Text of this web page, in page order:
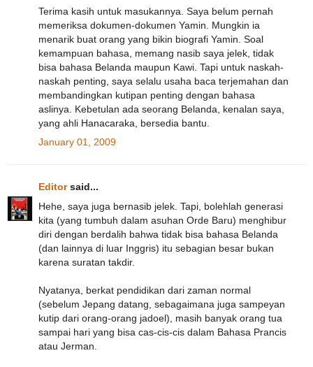
Terima kasih untuk masukannya. Saya belum pernah
memeriksa dokumen-dokumen Yamin. Mungkin ia
menarik buat orang yang bikin biografi Yamin. Soal
kemampuan bahasa, memang nasib saya jelek, tidak
bisa bahasa Belanda maupun Kawi. Tapi untuk naskah-
naskah penting, saya selalu usaha baca terjemahan dan
membandingkan kutipan penting dengan bahasa
aslinya. Kebetulan ada seorang Belanda, kenalan saya,
yang ahli Hanacaraka, bersedia bantu.
January 01, 2009
Editorsaid...
Hehe, saya juga bernasib jelek. Tapi, bolehlah generasi
kita (yang tumbuh dalam asuhan Orde Baru) menghibur
diri dengan berdalih bahwa tidak bisa bahasa Belanda
(dan lainnya di luar Inggris) itu sebagian besar bukan
karena suratan takdir.
Nyatanya, berkat pendidikan dari zaman normal
(sebelum Jepang datang, sebagaimana juga sampeyan
kutip dari orang-orang jadoel), masih banyak orang tua
sampai hari yang bisa cas-cis-cis dalam Bahasa Prancis
atau Jerman.